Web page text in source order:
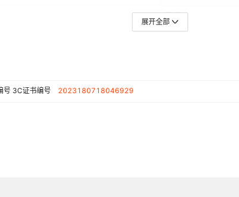
直径
展开全部
号 3C证书编号 2023180718046929